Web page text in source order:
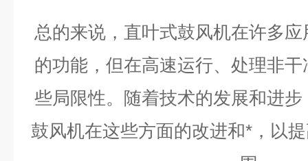
总的来说，直叶式鼓风机在许多
的功能，但在高速运行、处理非
些局限性。随着技术的发展和进
鼓风机在这些方面的改进和*，以